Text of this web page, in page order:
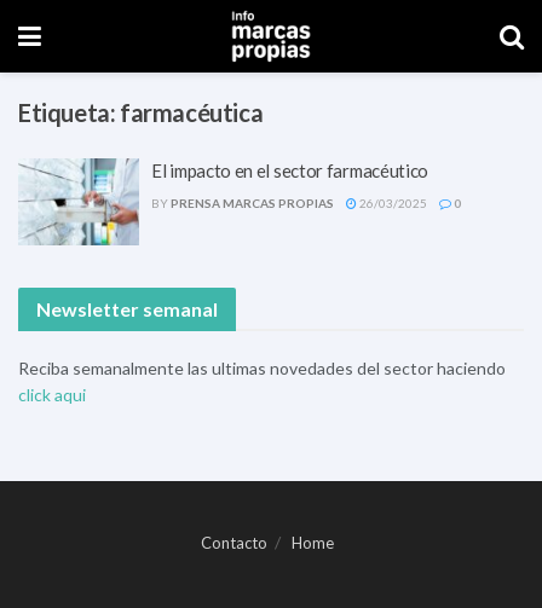
Etiqueta: farmacéutica
El impacto en el sector farmacéutico
BYPRENSA MARCAS PROPIAS 26/03/2025 0
Newsletter semanal
Reciba semanalmente las ultimas novedades del sector haciendo
click aqui
Contacto Home